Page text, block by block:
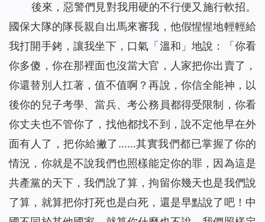
後來，惡警們見對我用硬的不行便又施行軟招。
國保大隊的隊長親自出馬來審我，他假惺惺地輕輕給
我打開手銬，讓我坐下，口氣「溫和」地說：「你看
你多傻，你在那裡面也沒當大官，人家把你出賣了，
你還替別人扛著，值不值啊？再說，你信全能神，以
後你的兒子考學、當兵、考公務員都得受限制，你看
你丈夫也不管你了，找他都找不到，說不定他早在外
面有人了，把你給撇了……其實我們都已掌握了你的
情況，你就是不說我們也照樣能定你的罪，因為這是
共產黨的天下，我們說了算，拘留你幾天也是我們說
了算，就算把你打死也是白死，還是早點說了吧！中